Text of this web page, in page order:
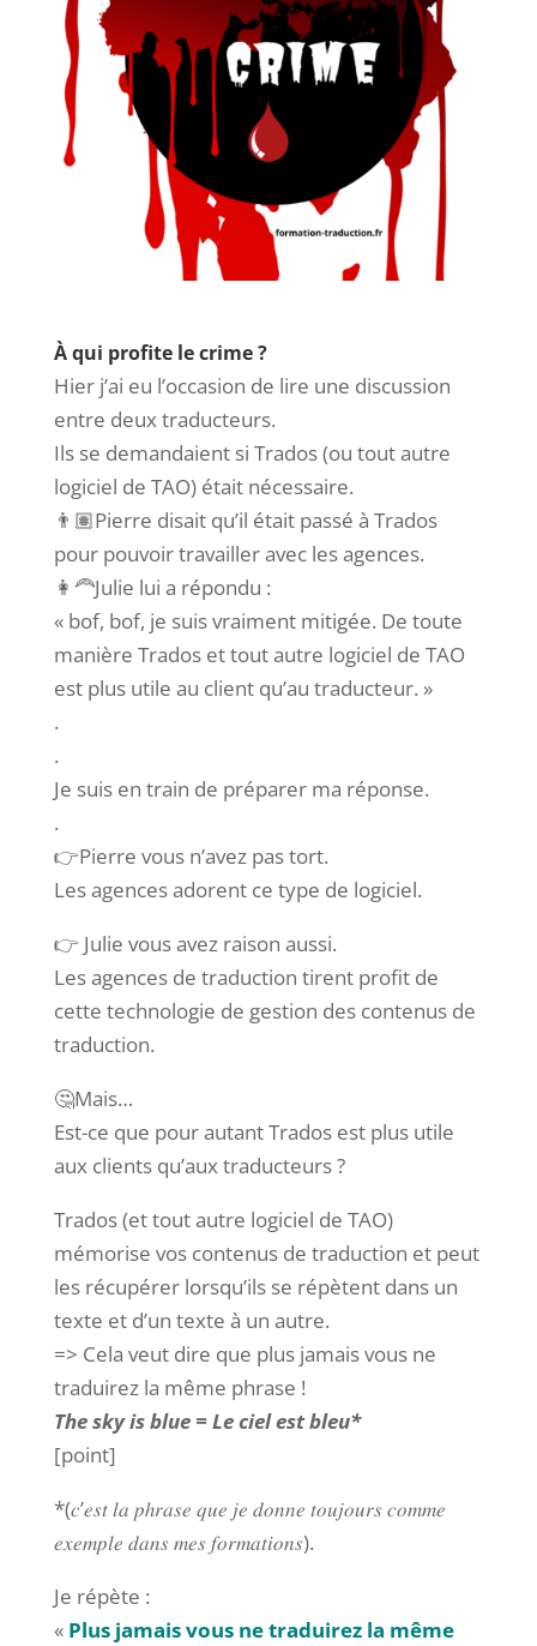
À qui profite le crime ?
Hier j’ai eu l’occasion de lire une discussion
entre deux traducteurs.
Ils se demandaient si Trados (ou tout autre
logiciel de TAO) était nécessaire.
👨🏽Pierre disait qu’il était passé à Trados
pour pouvoir travailler avec les agences.
👩‍🦰Julie lui a répondu :
« bof, bof, je suis vraiment mitigée. De toute
manière Trados et tout autre logiciel de TAO
est plus utile au client qu’au traducteur. »
.
.
Je suis en train de préparer ma réponse.
.
👉Pierre vous n’avez pas tort.
Les agences adorent ce type de logiciel.
👉 Julie vous avez raison aussi.
Les agences de traduction tirent profit de
cette technologie de gestion des contenus de
traduction.
🤔Mais…
Est-ce que pour autant Trados est plus utile
aux clients qu’aux traducteurs ?
Trados (et tout autre logiciel de TAO)
mémorise vos contenus de traduction et peut
les récupérer lorsqu’ils se répètent dans un
texte et d’un texte à un autre.
=> Cela veut dire que plus jamais vous ne
traduirez la même phrase !
The sky is blue = Le ciel est bleu*
[point]
*(𝑐’𝑒𝑠𝑡 𝑙𝑎 𝑝ℎ𝑟𝑎𝑠𝑒 𝑞𝑢𝑒 𝑗𝑒 𝑑𝑜𝑛𝑛𝑒 𝑡𝑜𝑢𝑗𝑜𝑢𝑟𝑠 𝑐𝑜𝑚𝑚𝑒
𝑒𝑥𝑒𝑚𝑝𝑙𝑒 𝑑𝑎𝑛𝑠 𝑚𝑒𝑠 𝑓𝑜𝑟𝑚𝑎𝑡𝑖𝑜𝑛𝑠).
Je répète :
« Plus jamais vous ne traduirez la même